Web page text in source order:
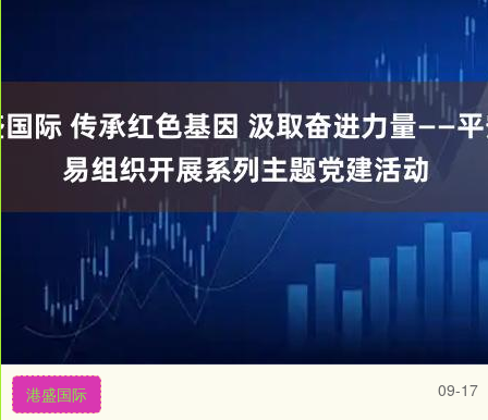
港盛国际 09-17